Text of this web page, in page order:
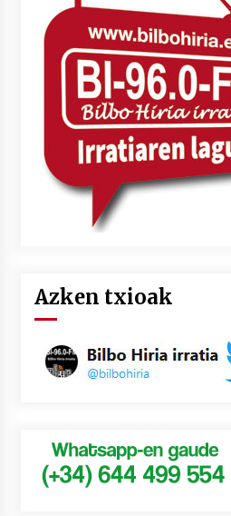
Azken txioak